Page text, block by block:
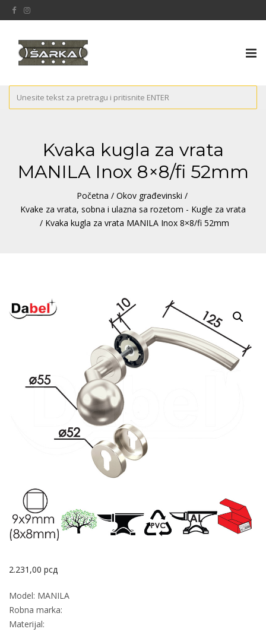
Kvaka kugla za vrata
MANILA Inox 8×8/fi 52mm
Početna / Okov građevinski /
Kvake za vrata, sobna i ulazna sa rozetom - Kugle za vrata
/ Kvaka kugla za vrata MANILA Inox 8×8/fi 52mm
2.231,00 рсд
Model: MANILA
Robna marka:
Materijal: